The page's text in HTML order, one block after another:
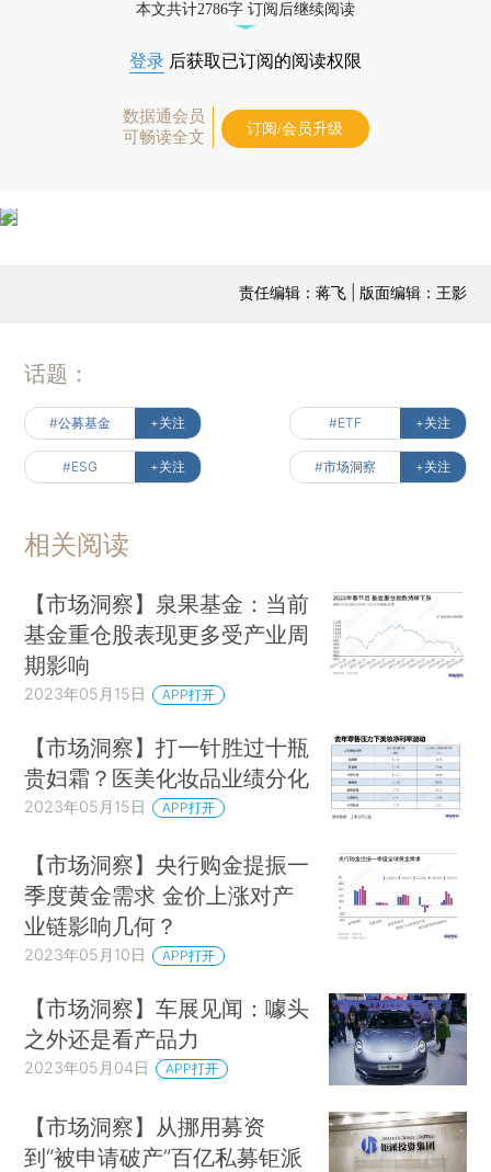
本文共计2786字 订阅后继续阅读
登录 后获取已订阅的阅读权限
数据通会员
可畅读全文
订阅/会员升级
责任编辑：蒋飞 | 版面编辑：王影
话题：
#公募基金 +关注 #ETF +关注
#ESG +关注 #市场洞察 +关注
相关阅读
【市场洞察】泉果基金：当前
基金重仓股表现更多受产业周
期影响
2023年05月15日 APP打开
【市场洞察】打一针胜过十瓶
贵妇霜？医美化妆品业绩分化
2023年05月15日 APP打开
【市场洞察】央行购金提振一
季度黄金需求 金价上涨对产
业链影响几何？
2023年05月10日 APP打开
【市场洞察】车展见闻：噱头
之外还是看产品力
2023年05月04日 APP打开
【市场洞察】从挪用募资
到“被申请破产”百亿私募钜派